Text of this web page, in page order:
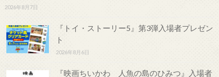
2026年8月7日
『トイ・ストーリー5』第3弾入場者プレゼン
ト
2026年8月6日
『映画ちいかわ 人魚の島のひみつ』入場者